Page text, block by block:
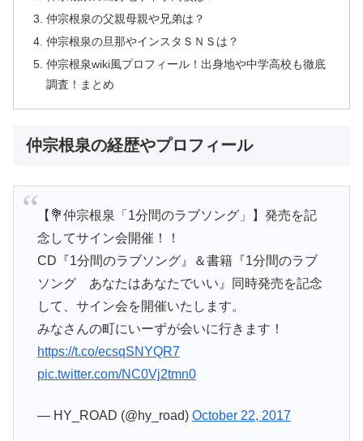
仲宗根泉の父親母親や兄弟は？
仲宗根泉の旦那やインスタＳＮＳは？
仲宗根泉wiki風プロフィール！出身地や中学高校も徹底
調査！まとめ
仲宗根泉の経歴やプロフィール
【💐仲宗根泉「1分間のラブソング」】発売を記
念してサイン会開催！！
CD『1分間のラブソング』＆書籍『1分間のラブ
ソング あなたはあなたでいい』同時発売を記念
して、サイン会を開催いたします。
みなさんの町にいーずが会いに行きます！
https://t.co/ecsqSNYQR7
pic.twitter.com/NC0Vj2tmn0
— HY_ROAD (@hy_road) October 22, 2017